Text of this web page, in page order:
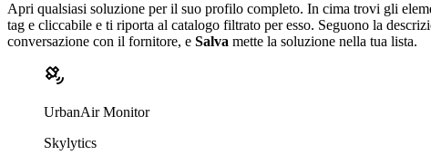
Apri qualsiasi soluzione per il suo profilo completo. In cima trovi gli
tag e cliccabile e ti riporta al catalogo filtrato per esso. Seguono la
conversazione con il fornitore, e Salva mette la soluzione nella tua lista.
UrbanAir Monitor
Skylytics